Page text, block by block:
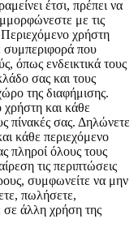
έτσι, πρέπει να
με τις
Περιεχόμενο χρήστη
συμπεριφορά που
όπως ενδεικτικά τους
σας και τους
της διαφήμισης.
χρήστη και κάθε
πίνακές σας. Δηλώνετε
κάθε περιεχόμενο
πληροί όλους τους
τις περιπτώσεις
συμφωνείτε να μην
πωλήσετε,
σε άλλη χρήση της